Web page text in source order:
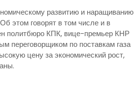
развитию и наращиванию
этом говорят в том числе и в
политбюро КПК, вице-премьер КНР
переговорщиком по поставкам газа
цену за экономический рост,